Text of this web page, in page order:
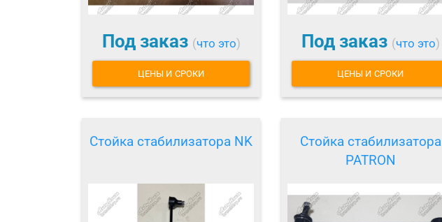
Под заказ (что это)
ЦЕНЫ И СРОКИ
Под заказ (что это)
ЦЕНЫ И СРОКИ
Стойка стабилизатора NK
Стойка стабилизатора
PATRON